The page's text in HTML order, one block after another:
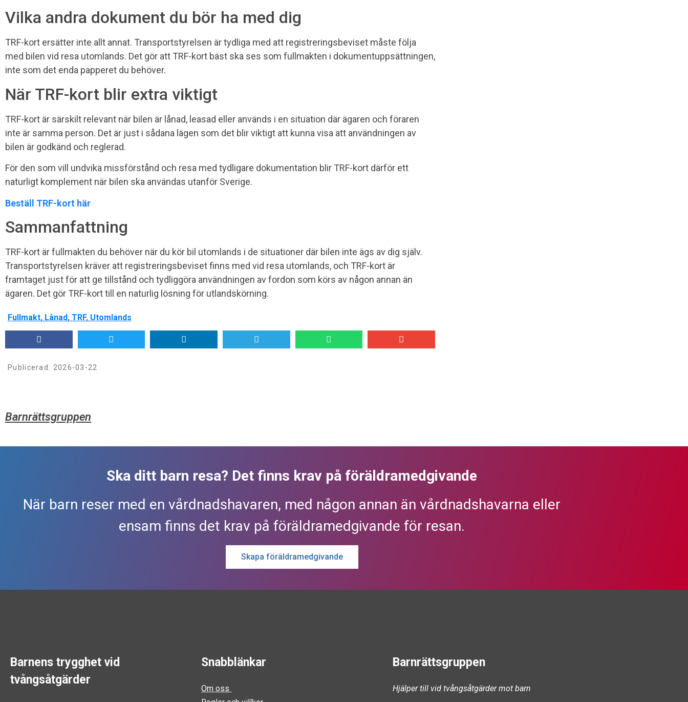
Vilka andra dokument du bör ha med dig
TRF-kort ersätter inte allt annat. Transportstyrelsen är tydliga med att registreringsbeviset måste följa
med bilen vid resa utomlands. Det gör att TRF-kort bäst ska ses som fullmakten i dokumentuppsättningen,
inte som det enda papperet du behöver.
När TRF-kort blir extra viktigt
TRF-kort är särskilt relevant när bilen är lånad, leasad eller används i en situation där ägaren och föraren
inte är samma person. Det är just i sådana lägen som det blir viktigt att kunna visa att användningen av
bilen är godkänd och reglerad.
För den som vill undvika missförstånd och resa med tydligare dokumentation blir TRF-kort därför ett
naturligt komplement när bilen ska användas utanför Sverige.
Beställ TRF-kort här
Sammanfattning
TRF-kort är fullmakten du behöver när du kör bil utomlands i de situationer där bilen inte ägs av dig själv.
Transportstyrelsen kräver att registreringsbeviset finns med vid resa utomlands, och TRF-kort är
framtaget just för att ge tillstånd och tydliggöra användningen av fordon som körs av någon annan än
ägaren. Det gör TRF-kort till en naturlig lösning för utlandskörning.
Fullmakt, Lånad, TRF, Utomlands
Publicerad: 2026-03-22
Barnrättsgruppen
Ska ditt barn resa? Det finns krav på föräldramedgivande
När barn reser med en vårdnadshavaren, med någon annan än vårdnadshavarna eller
ensam finns det krav på föräldramedgivande för resan.
Skapa föräldramedgivande
Barnens trygghet vid
tvångsåtgärder
Snabblänkar
Om oss
Barnrättsgruppen
Hjälper till vid tvångsåtgärder mot barn